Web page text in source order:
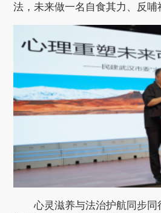
法，未来做一名自食其力、反哺
心灵滋养与法治护航同步